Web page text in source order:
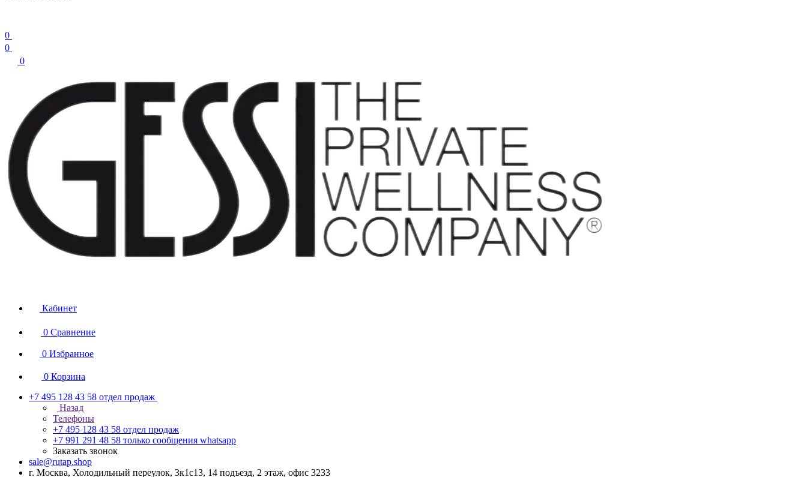
0
0
0
Кабинет
0 Сравнение
0 Избранное
0 Корзина
+7 495 128 43 58 отдел продаж
Назад
Телефоны
+7 495 128 43 58 отдел продаж
+7 991 291 48 58 только сообщения whatsapp
Заказать звонок
sale@rutap.shop
г. Москва, Холодильный переулок, 3к1с13, 14 подъезд, 2 этаж, офис 3233